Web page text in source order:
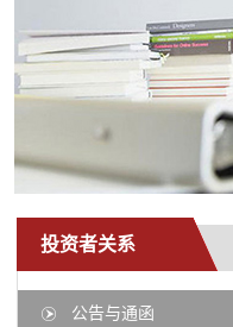
投资者关系
公告与通函